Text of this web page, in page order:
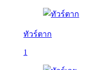
ทัวร์ตาก
1